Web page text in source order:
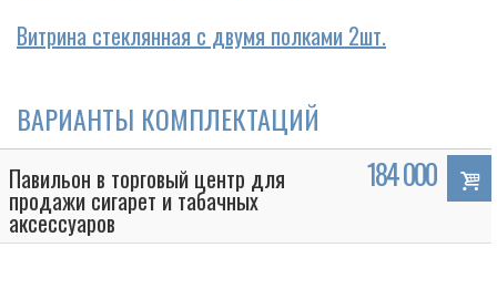
Витрина стеклянная с двумя полками 2шт.
ВАРИАНТЫ КОМПЛЕКТАЦИЙ
Павильон в торговый центр для
продажи сигарет и табачных
аксессуаров
184 000